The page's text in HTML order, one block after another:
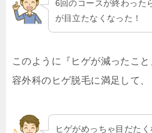
6回のコースが終わった
が目立たなくなった！
このように『ヒゲが減ったこ
容外科のヒゲ脱毛に満足して、
ヒゲがめっちゃ目だたく